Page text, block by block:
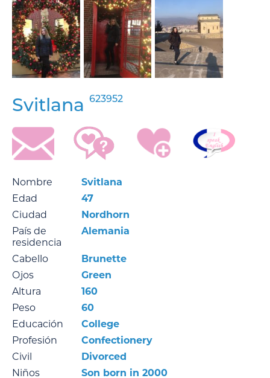
Svitlana 623952
Nombre
Svitlana
Edad
47
Ciudad
Nordhorn
País de
residencia
Alemania
Cabello
Brunette
Ojos
Green
Altura
160
Peso
60
Educación
College
Profesión
Confectionery
Civil
Divorced
Niños
Son born in 2000